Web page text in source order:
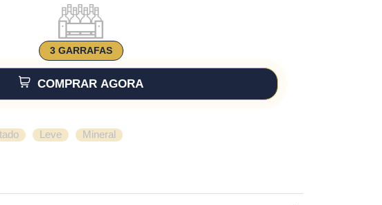
3 GARRAFAS
COMPRAR AGORA
Leve Mineral